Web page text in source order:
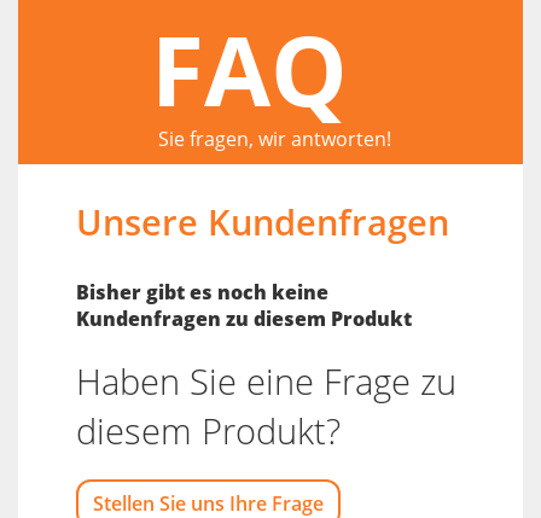
FAQ
Sie fragen, wir antworten!
Unsere Kundenfragen
Bisher gibt es noch keine
Kundenfragen zu diesem Produkt
Haben Sie eine Frage zu
diesem Produkt?
Stellen Sie uns Ihre Frage